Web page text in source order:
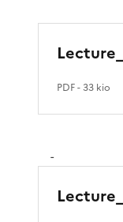
PDF- 33 kio
-